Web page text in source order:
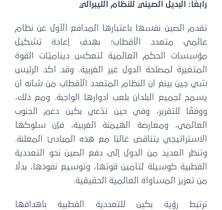
رابعًا: البديل الصيني للنظام الليبرالي
تقدم الصين نفسها باعتبارها المدافع الأول عن نظام
عالمي متعدد الأقطاب؛ بهدف إعادة تشكيل
مؤسسات الحكم العالمية لتعكس ديناميّات القوة
المتغيرة لمصلحة الدول غير الغربية. وقد أكد الرئيس
شي جين بينغ أن النظام المتعدد الأقطاب من شأنه أن
يسمح لجميع البلدان بلعب أدوارها الواجبة. ومع ذلك،
ووفقًا للتقرير، وفي حين تدّعي بكين دعم الجنوب
العالمي، ومعارضة الهيمنة الغربية، فإن سلوكها
الاستراتيجي يتناقض غالبًا مع هذه المبادئ المعلنة.
وتنظر العديد من الدول إلى دفع الصين نحو التعددية
القطبية كوسيلة لتأمين قوتها، وتوسيع نفوذها، بدلًا
من تعزيز المساواة العالمية الحقيقية.
ترتبط رؤية بكين للتعددية القطبية بأهدافها